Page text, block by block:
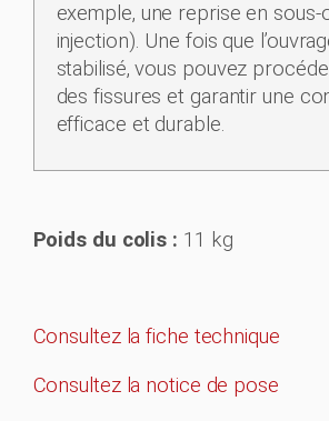
exemple, une reprise en
injection). Une fois que
stabilisé, vous pouvez
des fissures et garantir une
efficace et durable.
Poids du colis : 11 kg
Consultez la fiche technique
Consultez la notice de pose